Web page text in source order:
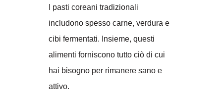
I pasti coreani tradizionali
includono spesso carne, verdura e
cibi fermentati. Insieme, questi
alimenti forniscono tutto ciò di cui
hai bisogno per rimanere sano e
attivo.